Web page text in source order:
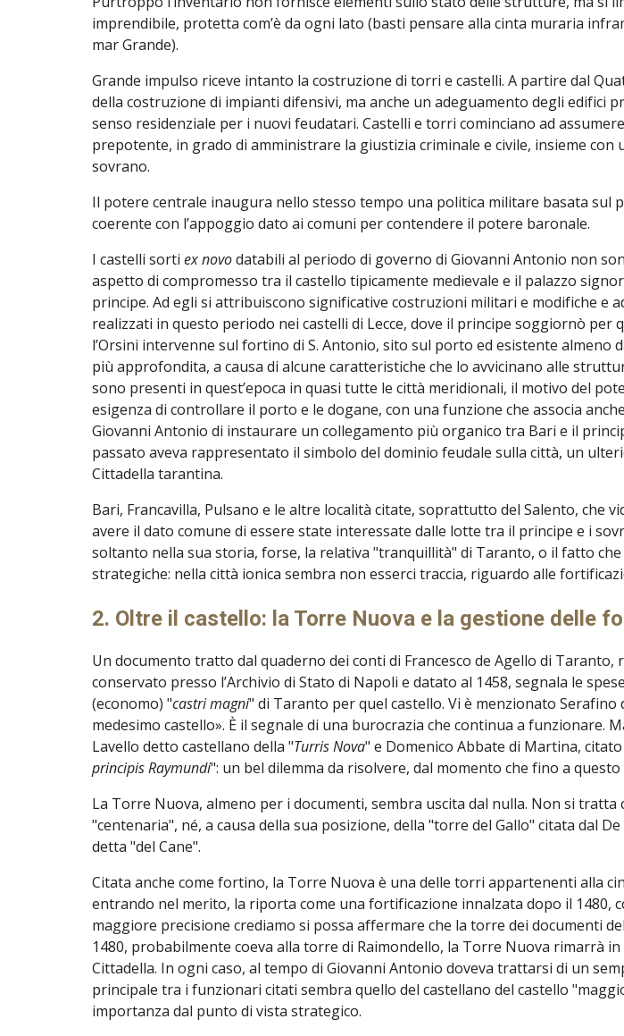
imprendibile, protetta com’è da ogni lato (basti pensare alla cinta muraria
mar Grande).
Grande impulso riceve intanto la costruzione di torri e castelli. A partire dal
della costruzione di impianti difensivi, ma anche un adeguamento degli edifici
senso residenziale per i nuovi feudatari. Castelli e torri cominciano ad
prepotente, in grado di amministrare la giustizia criminale e civile, insieme
sovrano.
Il potere centrale inaugura nello stesso tempo una politica militare basata
coerente con l’appoggio dato ai comuni per contendere il potere baronale.
I castelli sorti ex novodatabili al periodo di governo di Giovanni Antonio non
aspetto di compromesso tra il castello tipicamente medievale e il palazzo
principe. Ad egli si attribuiscono significative costruzioni militari e modifiche
realizzati in questo periodo nei castelli di Lecce, dove il principe soggiornò per
l’Orsini intervenne sul fortino di S. Antonio, sito sul porto ed esistente almeno
più approfondita, a causa di alcune caratteristiche che lo avvicinano alle
sono presenti in quest’epoca in quasi tutte le città meridionali, il motivo del
esigenza di controllare il porto e le dogane, con una funzione che associa
Giovanni Antonio di instaurare un collegamento più organico tra Bari e il
passato aveva rappresentato il simbolo del dominio feudale sulla città, un
Cittadella tarantina.
Bari, Francavilla, Pulsano e le altre località citate, soprattutto del Salento,
avere il dato comune di essere state interessate dalle lotte tra il principe e i
soltanto nella sua storia, forse, la relativa "tranquillità" di Taranto, o il fatto
strategiche: nella città ionica sembra non esserci traccia, riguardo alle
2. Oltre il castello: la Torre Nuova e la gestione delle
Un documento tratto dal quaderno dei conti di Francesco de Agello di
conservato presso l’Archivio di Stato di Napoli e datato al 1458, segnala le
(economo) "castri magni" di Taranto per quel castello. Vi è menzionato
medesimo castello». È il segnale di una burocrazia che continua a
Lavello detto castellano della "Turris Nova" e Domenico Abbate di Martina,
principis Raymundi": un bel dilemma da risolvere, dal momento che fino a
La Torre Nuova, almeno per i documenti, sembra uscita dal nulla. Non si
"centenaria", né, a causa della sua posizione, della "torre del Gallo" citata dal
detta "del Cane".
Citata anche come fortino, la Torre Nuova è una delle torri appartenenti alla
entrando nel merito, la riporta come una fortificazione innalzata dopo il 1480,
maggiore precisione crediamo si possa affermare che la torre dei documenti
1480, probabilmente coeva alla torre di Raimondello, la Torre Nuova rimarrà
Cittadella. In ogni caso, al tempo di Giovanni Antonio doveva trattarsi di un
principale tra i funzionari citati sembra quello del castellano del castello
importanza dal punto di vista strategico.